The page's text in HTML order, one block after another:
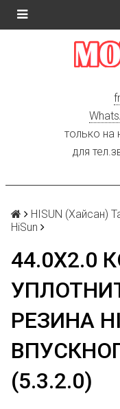
только на
для
HISUN (Хайсан)
HiSun
44.0X2.0
РЕЗИНА
(5.3.2.0)